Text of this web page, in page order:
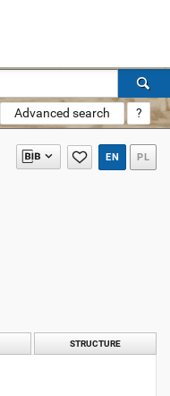
Advanced search ?
EN PL
STRUCTURE